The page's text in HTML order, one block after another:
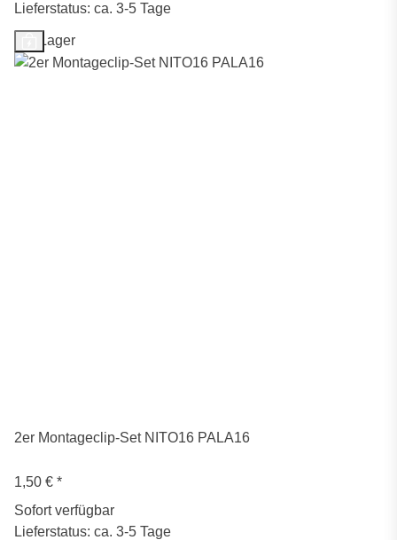
Lieferstatus: ca. 3-5 Tage
Auf Lager
2er Montageclip-Set NITO16 PALA16
1,50 € *
Sofort verfügbar
Lieferstatus: ca. 3-5 Tage